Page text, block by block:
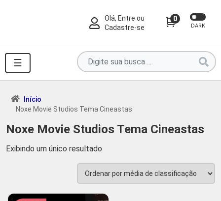
Olá, Entre ou
Cadastre-se
0
DARK
☰
Pesquise
por
produtos
...
Início
Noxe Movie Studios Tema Cineastas
Noxe Movie Studios Tema Cineastas
Exibindo um único resultado